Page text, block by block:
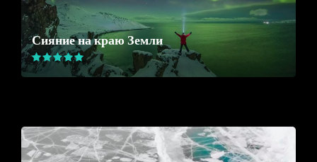
Сияние на краю Земли